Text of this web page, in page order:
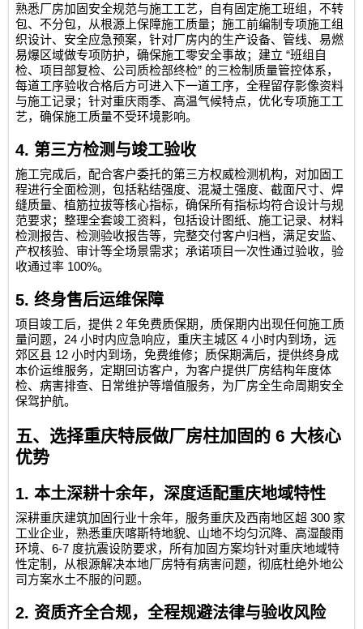
熟悉厂房加固安全规范与施工工艺，自有固定施工班组，不转
包、不分包，从根源上保障施工质量；施工前编制专项施工组
织设计、安全应急预案，针对厂房内的生产设备、管线、易燃
易爆区域做专项防护，确保施工零安全事故；建立“班组自
检、项目部复检、公司质检部终检” 的三检制质量管控体系，
每道工序验收合格后方可进入下一道工序，全程留存影像资料
与施工记录；针对重庆雨季、高温气候特点，优化专项施工工
艺，确保施工质量不受环境影响。
4.第三方检测与竣工验收
施工完成后，配合客户委托的第三方权威检测机构，对加固工
程进行全面检测，包括粘结强度、混凝土强度、截面尺寸、焊
缝质量、植筋拉拔等核心指标，确保所有指标均符合设计与规
范要求；整理全套竣工资料，包括设计图纸、施工记录、材料
检测报告、检测验收报告等，完整交付客户归档，满足安监、
产权核验、审计等全场景需求；承诺项目一次性通过验收，验
收通过率 100%。
5.终身售后运维保障
项目竣工后，提供 2年免费质保期，质保期内出现任何施工质
量问题，24小时内应急响应，重庆主城区4小时内到场，远
郊区县 12小时内到场，免费维修；质保期满后，提供终身成
本价运维服务，定期回访客户，为客户提供厂房结构年度体
检、病害排查、日常维护等增值服务，为厂房全生命周期安全
保驾护航。
五、选择重庆特辰做厂房柱加固的 6 大核心
优势
1.本土深耕十余年，深度适配重庆地域特性
深耕重庆建筑加固行业十余年，服务重庆及西南地区超 300 家
工业企业，熟悉重庆喀斯特地貌、山地不均匀沉降、高湿酸雨
环境、6-7 度抗震设防要求，所有加固方案均针对重庆地域特
性定制，从根源解决本地厂房特有病害问题，彻底杜绝外地公
司方案水土不服的问题。
2. 资质齐全合规，全程规避法律与验收风险